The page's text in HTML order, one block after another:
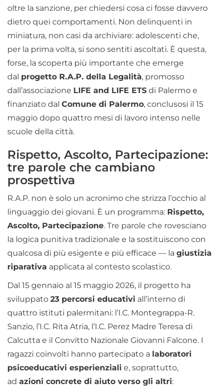
oltre la sanzione, per chiedersi cosa ci fosse davvero
dietro quei comportamenti. Non delinquenti in
miniatura, non casi da archiviare: adolescenti che,
per la prima volta, si sono sentiti ascoltati. È questa,
forse, la scoperta più importante che emerge
dal progetto R.A.P. della Legalità, promosso
dall’associazione LIFE and LIFE ETS di Palermo e
finanziato dal Comune di Palermo, conclusosi il 15
maggio dopo quattro mesi di lavoro intenso nelle
scuole della città.
Rispetto, Ascolto, Partecipazione:
tre parole che cambiano
prospettiva
R.A.P. non è solo un acronimo che strizza l’occhio al
linguaggio dei giovani. È un programma: Rispetto,
Ascolto, Partecipazione. Tre parole che rovesciano
la logica punitiva tradizionale e la sostituiscono con
qualcosa di più esigente e più efficace — la giustizia
riparativa applicata al contesto scolastico.
Dal 15 gennaio al 15 maggio 2026, il progetto ha
sviluppato 23 percorsi educativi all’interno di
quattro istituti palermitani: l’I.C. Montegrappa-R.
Sanzio, l’I.C. Rita Atria, l’I.C. Perez Madre Teresa di
Calcutta e il Convitto Nazionale Giovanni Falcone. I
ragazzi coinvolti hanno partecipato a laboratori
psicoeducativi esperienziali e, soprattutto,
ad azioni concrete di aiuto verso gli altri: